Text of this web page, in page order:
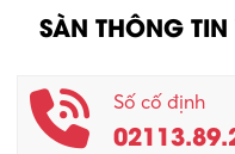
SÀN THÔNG
Số cố định